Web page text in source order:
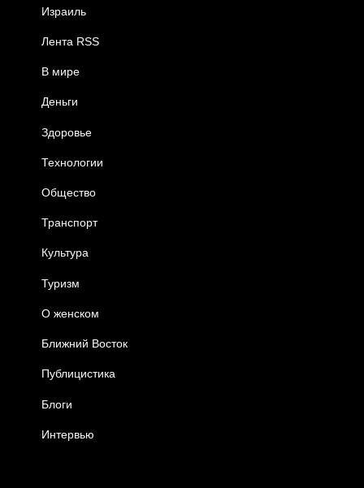
Израиль
Лента RSS
В мире
Деньги
Здоровье
Технологии
Общество
Транспорт
Культура
Туризм
О женском
Ближний Восток
Публицистика
Блоги
Интервью